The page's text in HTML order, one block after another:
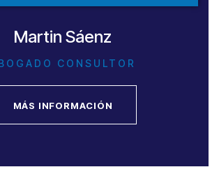
Martin Sáenz
CONSULTOR
MÁS INFORMACIÓN